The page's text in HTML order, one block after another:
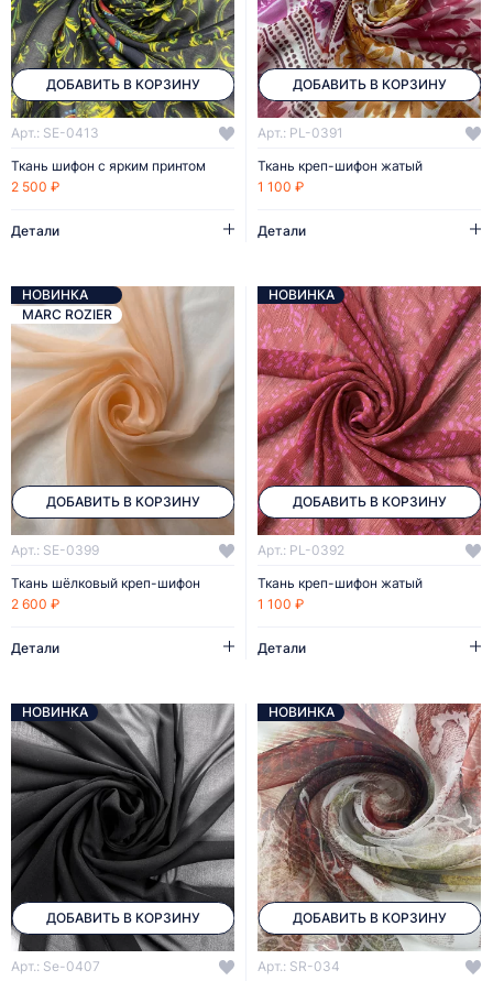
ДОБАВИТЬ В КОРЗИНУ
Арт.: SE-0413
Ткань шифон с ярким принтом
2 500 ₽
Детали
ДОБАВИТЬ В КОРЗИНУ
Арт.: PL-0391
Ткань креп-шифон жатый
1 100 ₽
Детали
ДОБАВИТЬ В КОРЗИНУ
НОВИНКА
MARC ROZIER
Арт.: SE-0399
Ткань шёлковый креп-шифон
2 600 ₽
Детали
ДОБАВИТЬ В КОРЗИНУ
НОВИНКА
Арт.: PL-0392
Ткань креп-шифон жатый
1 100 ₽
Детали
ДОБАВИТЬ В КОРЗИНУ
НОВИНКА
Арт.: Se-0407
ДОБАВИТЬ В КОРЗИНУ
НОВИНКА
Арт.: SR-034